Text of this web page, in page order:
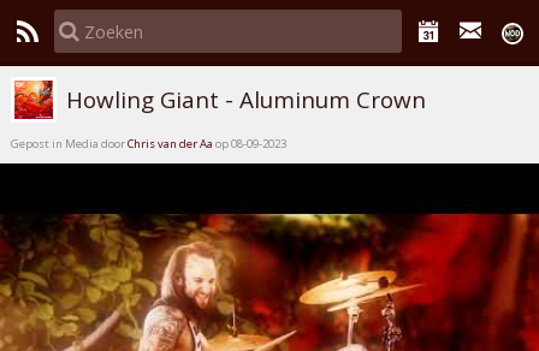
Howling Giant - Aluminum Crown
Gepost in Media doorChris van der Aa op 08-09-2023